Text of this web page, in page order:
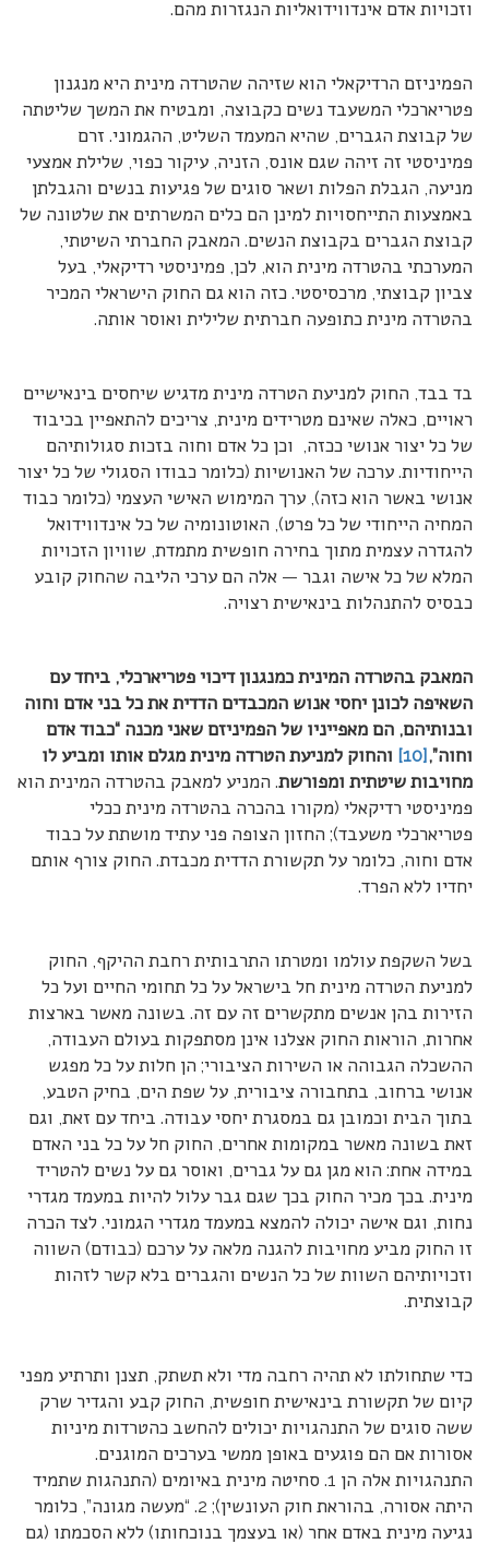
וזכויות אדם אינדווידואליות הנגזרות מהם.
הפמיניזם הרדיקאלי הוא שזיהה שהטרדה מינית היא מנגנון
פטריארכלי המשעבד נשים כקבוצה, ומבטיח את המשך שליטתה
של קבוצת הגברים, שהיא המעמד השליט, ההגמוני. זרם
פמיניסטי זה זיהה שגם אונס, הזניה, עיקור כפוי, שלילת אמצעי
מניעה, הגבלת הפלות ושאר סוגים של פגיעות בנשים והגבלתן
באמצעות התייחסויות למינן הם כלים המשרתים את שלטונה של
קבוצת הגברים בקבוצת הנשים. המאבק החברתי השיטתי,
המערכתי בהטרדה מינית הוא, לכן, פמיניסטי רדיקאלי, בעל
צביון קבוצתי, מרכסיסטי. כזה הוא גם החוק הישראלי המכיר
בהטרדה מינית כתופעה חברתית שלילית ואוסר אותה.
בד בבד, החוק למניעת הטרדה מינית מדגיש שיחסים בינאישיים
ראויים, כאלה שאינם מטרידים מינית, צריכים להתאפיין בכיבוד
של כל יצור אנושי ככזה, וכן כל אדם וחוה בזכות סגולותיהם
הייחודיות. ערכה של האנושיות (כלומר כבודו הסגולי של כל יצור
אנושי באשר הוא כזה), ערך המימוש האישי העצמי (כלומר כבוד
המחיה הייחודי של כל פרט), האוטונומיה של כל אינדווידואל
להגדרה עצמית מתוך בחירה חופשית מתמדת, שוויון הזכויות
המלא של כל אישה וגבר — אלה הם ערכי הליבה שהחוק קובע
כבסיס להתנהלות בינאישית רצויה.
המאבק בהטרדה המינית כמנגנון דיכוי פטריארכלי, ביחד עם
השאיפה לכונן יחסי אנוש המכבדים הדדית את כל בני אדם וחוה
ובנותיהם, הם מאפייניו של הפמיניזם שאני מכנה “כבוד אדם
וחוה”,[10]
והחוק למניעת הטרדה מינית מגלם אותו ומביע לו
מחויבות שיטתית ומפורשת. המניע למאבק בהטרדה המינית הוא
פמיניסטי רדיקאלי (מקורו בהכרה בהטרדה מינית ככלי
פטריארכלי משעבד); החזון הצופה פני עתיד מושתת על כבוד
אדם וחוה, כלומר על תקשורת הדדית מכבדת. החוק צורף אותם
יחדיו ללא הפרד.
בשל השקפת עולמו ומטרתו התרבותית רחבת ההיקף, החוק
למניעת הטרדה מינית חל בישראל על כל תחומי החיים ועל כל
הזירות בהן אנשים מתקשרים זה עם זה. בשונה מאשר בארצות
אחרות, הוראות החוק אצלנו אינן מסתפקות בעולם העבודה,
ההשכלה הגבוהה או השירות הציבורי; הן חלות על כל מפגש
אנושי ברחוב, בתחבורה ציבורית, על שפת הים, בחיק הטבע,
בתוך הבית וכמובן גם במסגרת יחסי עבודה. ביחד עם זאת, וגם
זאת בשונה מאשר במקומות אחרים, החוק חל על כל בני האדם
במידה אחת: הוא מגן גם על גברים, ואוסר גם על נשים להטריד
מינית. בכך מכיר החוק בכך שגם גבר עלול להיות במעמד מגדרי
נחות, וגם אישה יכולה להמצא במעמד מגדרי הגמוני. לצד הכרה
זו החוק מביע מחויבות להגנה מלאה על ערכם (כבודם) השווה
וזכויותיהם השוות של כל הנשים והגברים בלא קשר לזהות
קבוצתית.
כדי שתחולתו לא תהיה רחבה מדי ולא תשתק, תצנן ותרתיע מפני
קיום של תקשורת בינאישית חופשית, החוק קבע והגדיר שרק
ששה סוגים של התנהגויות יכולים להחשב כהטרדות מיניות
אסורות אם הם פוגעים באופן ממשי בערכים המוגנים.
התנהגויות אלה הן 1. סחיטה מינית באיומים (התנהגות שתמיד
היתה אסורה, בהוראת חוק העונשין); 2. “מעשה מגונה”, כלומר
נגיעה מינית באדם אחר (או בעצמך בנוכחותו) ללא הסכמתו (גם